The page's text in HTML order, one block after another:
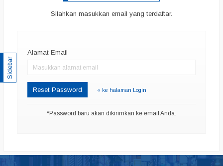
Silahkan masukkan email yang terdaftar.
Alamat Email
Reset Password « ke halaman Login
*Password baru akan dikirimkan ke email Anda.
Sidebar